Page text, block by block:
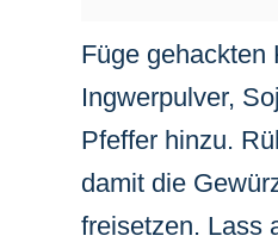
Füge gehackten
Ingwerpulver,
Pfeffer hinzu.
damit die
freisetzen. Lass